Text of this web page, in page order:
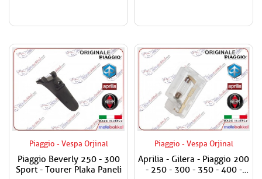
Piaggio - Vespa Orjinal
Piaggio Beverly 250 - 300
Sport - Tourer Plaka Paneli
Piaggio - Vespa Orjinal
Aprilia - Gilera - Piaggio 200
- 250 - 300 - 350 - 400 -